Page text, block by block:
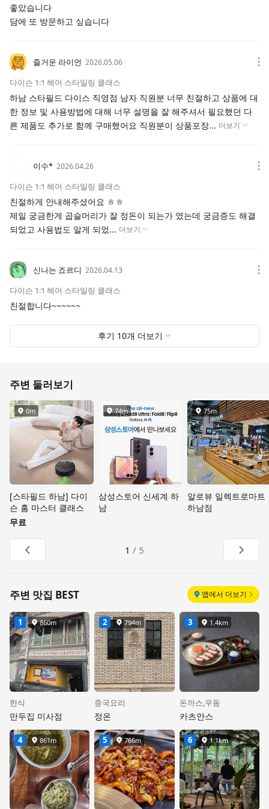
좋았습니다
담에 또 방문하고 싶습니다
즐거운 라이언 2026.05.06
다이슨 1:1 헤어 스타일링 클래스
하남 스타필드 다이스 직영점 남자 직원분 너무 친절하고 상품에 대
한 정보 및 사용방법에 대해 너무 설명을 잘 해주셔서 필요했던 다
른 제품도 추가로 함께 구매했어요 직원분이 상품포장... 더보기
이수* 2026.04.26
다이슨 1:1 헤어 스타일링 클래스
친절하게 안내해주셨어요 ㅎㅎ
제일 궁금한게 곱슬머리가 잘 정돈이 되는가 였는데 궁금증도 해결
되었고 사용법도 알게 되었... 더보기
신나는 죠르디 2026.04.13
다이슨 1:1 헤어 스타일링 클래스
친절합니다~~~~~~
후기 10개 더보기
주변 둘러보기
거리
0m
[스타필드 하남] 다이
슨 홈 마스터 클래스
무료
거리
74m
삼성스토어 신세계 하
남
거리
75m
알로뷰 일렉트로마트
하남점
1 / 5
주변 맛집 BEST 맵에서 더보기
1 거리
860m
한식
만두집 미사점
2 거리
794m
중국요리
정온
3 거리
1.4km
돈까스,우동
카츠안스
4 거리
861m 5 거리
766m 6 거리
1.1km